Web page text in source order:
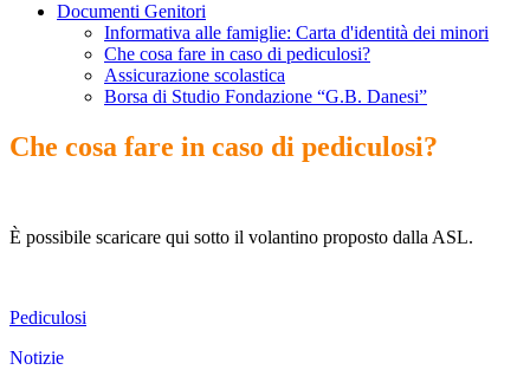
Documenti Genitori
Informativa alle famiglie: Carta d'identità dei minori
Che cosa fare in caso di pediculosi?
Assicurazione scolastica
Borsa di Studio Fondazione “G.B. Danesi”
Che cosa fare in caso di pediculosi?
È possibile scaricare qui sotto il volantino proposto dalla ASL.
Pediculosi
Notizie